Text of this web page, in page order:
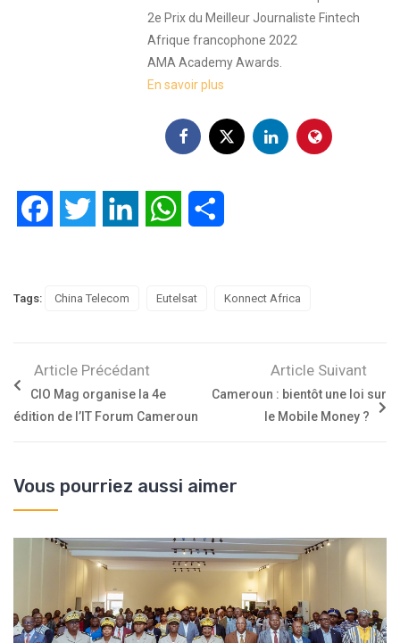
2e Prix du Meilleur Journaliste Fintech
Afrique francophone 2022
AMA Academy Awards.
En savoir plus
FacebookTwitter LinkedIn WhatsApp
Tags: China Telecom Eutelsat Konnect Africa
Article Précédant
CIO Mag organise la 4e
édition de l’IT Forum Cameroun
Article Suivant
Cameroun : bientôt une loi sur
le Mobile Money ?
Vous pourriez aussi aimer